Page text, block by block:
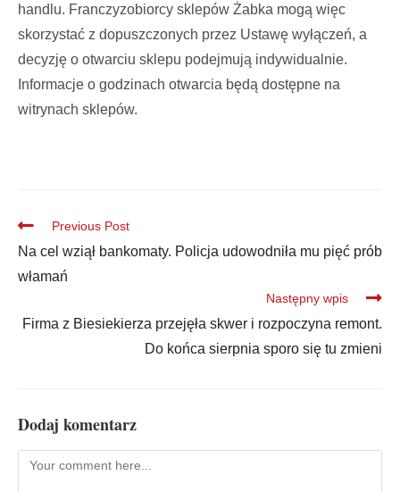
handlu. Franczyzobiorcy sklepów Żabka mogą więc
skorzystać z dopuszczonych przez Ustawę wyłączeń, a
decyzję o otwarciu sklepu podejmują indywidualnie.
Informacje o godzinach otwarcia będą dostępne na
witrynach sklepów.
Previous Post
Na cel wziął bankomaty. Policja udowodniła mu pięć prób
włamań
Następny wpis
Firma z Biesiekierza przejęła skwer i rozpoczyna remont.
Do końca sierpnia sporo się tu zmieni
Dodaj komentarz